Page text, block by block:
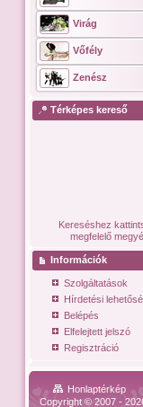
Virág
Vőfély
Zenész
Térképes kereső
Kereséshez
megfelelő
Információk
Szolgáltatások
Hírdetési
Belépés
Elfelejtett jelszó
Regisztráció
Honlaptérkép
Copyright © 2007 -